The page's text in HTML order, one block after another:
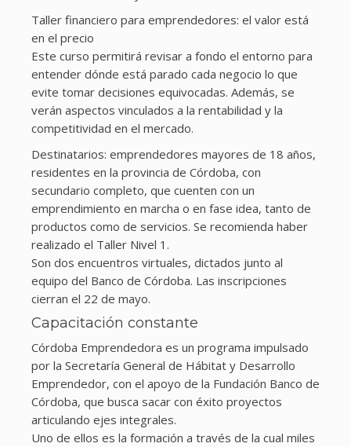
Taller financiero para emprendedores: el valor está
en el precio
Este curso permitirá revisar a fondo el entorno para
entender dónde está parado cada negocio lo que
evite tomar decisiones equivocadas. Además, se
verán aspectos vinculados a la rentabilidad y la
competitividad en el mercado.
Destinatarios: emprendedores mayores de 18 años,
residentes en la provincia de Córdoba, con
secundario completo, que cuenten con un
emprendimiento en marcha o en fase idea, tanto de
productos como de servicios. Se recomienda haber
realizado el Taller Nivel 1.
Son dos encuentros virtuales, dictados junto al
equipo del Banco de Córdoba. Las inscripciones
cierran el 22 de mayo.
Capacitación constante
Córdoba Emprendedora es un programa impulsado
por la Secretaría General de Hábitat y Desarrollo
Emprendedor, con el apoyo de la Fundación Banco de
Córdoba, que busca sacar con éxito proyectos
articulando ejes integrales.
Uno de ellos es la formación a través de la cual miles